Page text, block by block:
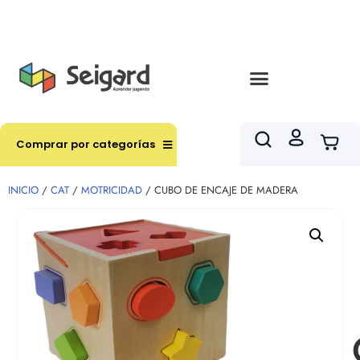
Comprar por categorías
INICIO / CAT / MOTRICIDAD / CUBO DE ENCAJE DE MADERA